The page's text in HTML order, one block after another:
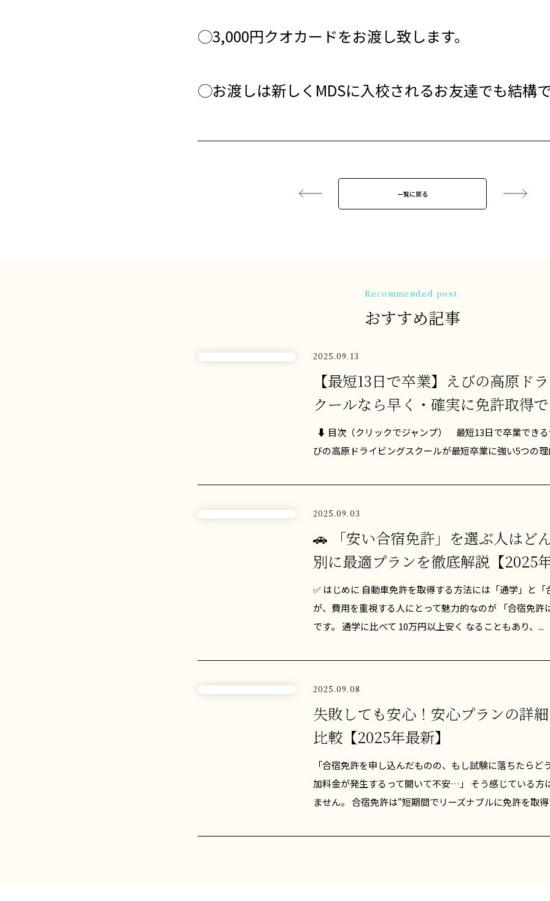
◯3,000円クオカードをお渡し致します。
◯お渡しは新しくMDSに入校されるお友達でも結構
一覧に戻る
Recommended post.
おすすめ記事
2025.09.13
【最短13日で卒業】えびの高原ド
クールなら早く・確実に免許取得
⬇ 目次（クリックでジャンプ） 最短13日で卒業でき
びの高原ドライビングスクールが最短卒業に強い5つの理
2025.09.03
🚗 「安い合宿免許」を選ぶ人はど
別に最適プランを徹底解説【2025
✅ はじめに 自動車免許を取得する方法には「通学」と
が、費用を重視する人にとって魅力的なのが 「合宿免許
です。 通学に比べて 10万円以上安く なることもあり、...
2025.09.08
失敗しても安心！安心プランの詳
比較【2025年最新】
「合宿免許を申し込んだものの、もし試験に落ちたらど
加料金が発生するって聞いて不安…」 そう感じている方
ません。 合宿免許は“短期間でリーズナブルに免許を取得